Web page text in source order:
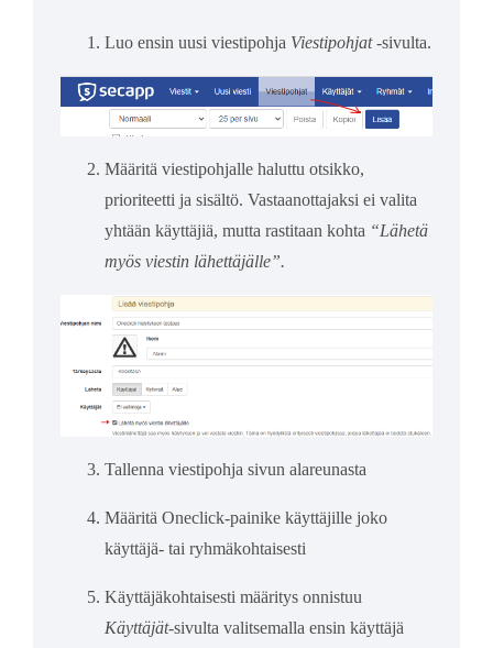
Luo ensin uusi viestipohja Viestipohjat-sivulta.
Määritä viestipohjalle haluttu otsikko,
prioriteetti ja sisältö. Vastaanottajaksi ei valita
yhtään käyttäjiä, mutta rastitaan kohta “Lähetä
myös viestin lähettäjälle”.
Tallenna viestipohja sivun alareunasta
Määritä Oneclick-painike käyttäjille joko
käyttäjä- tai ryhmäkohtaisesti
Käyttäjäkohtaisesti määritys onnistuu
Käyttäjät-sivulta valitsemalla ensin käyttäjä